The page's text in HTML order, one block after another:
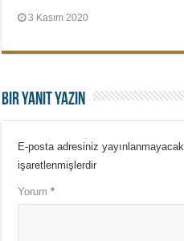
3 Kasım 2020
Bir yanıt yazın
E-posta adresiniz yayınlanmayacak.
işaretlenmişlerdir
Yorum*